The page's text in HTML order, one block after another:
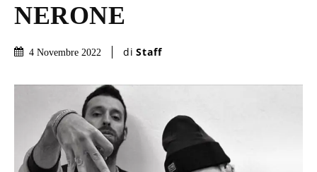
NERONE
4 Novembre 2022 di Staff